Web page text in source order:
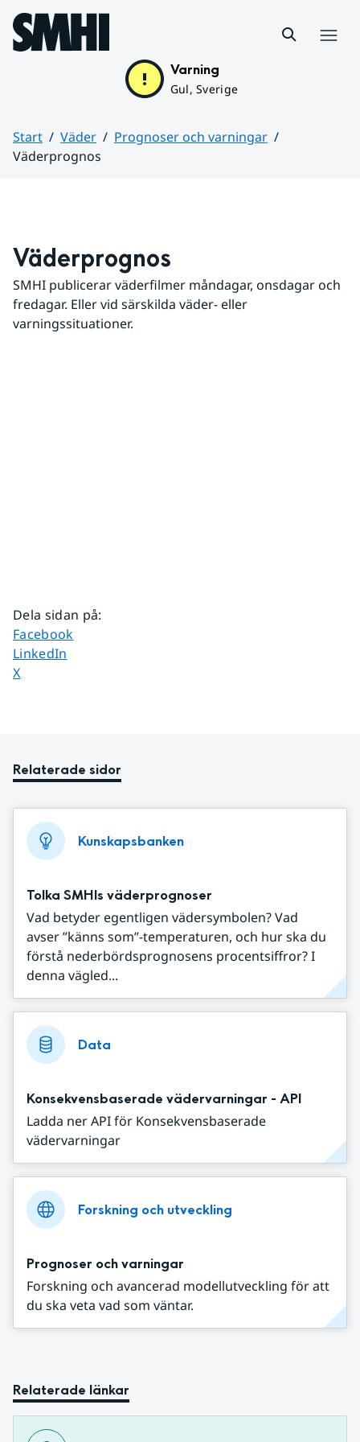
Hoppa till sidans innehåll
Varning
Gul, Sverige
Start Väder
Prognoser och varningar
Väderprognos
Väderprognos
SMHI publicerar väderfilmer måndagar, onsdagar och
fredagar. Eller vid särskilda väder- eller
varningssituationer.
Dela sidan på:
Dela sidan på
Facebook
Dela sidan på
LinkedIn
Dela sidan på
X
Relaterade sidor
Kunskapsbanken
Tolka SMHIs väderprognoser
Vad betyder egentligen vädersymbolen? Vad
avser ”känns som”-temperaturen, och hur ska du
förstå nederbördsprognosens procentsiffror? I
denna vägled...
Data
Konsekvensbaserade vädervarningar - API
Ladda ner API för Konsekvensbaserade
vädervarningar
Forskning och utveckling
Prognoser och varningar
Forskning och avancerad modellutveckling för att
du ska veta vad som väntar.
Relaterade länkar